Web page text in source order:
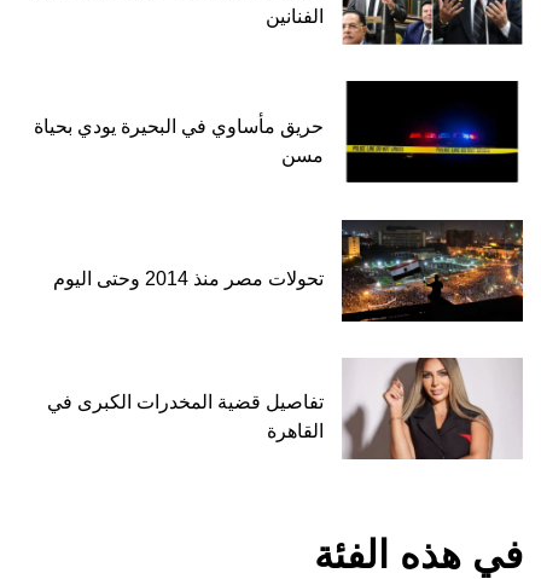
الفنانين
حريق مأساوي في البحيرة يودي بحياة
مسن
تحولات مصر منذ 2014 وحتى اليوم
تفاصيل قضية المخدرات الكبرى في
القاهرة
في هذه الفئة